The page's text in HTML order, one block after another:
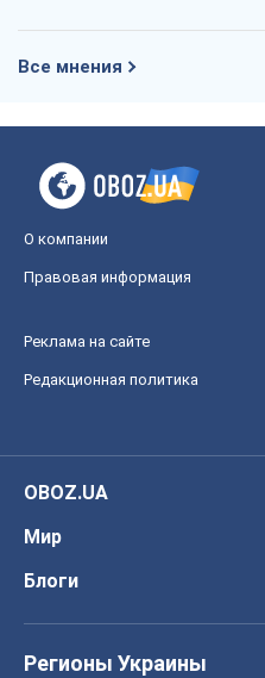
Все мнения
О компании
Правовая информация
Реклама на сайте
Редакционная политика
OBOZ.UA
Мир
Блоги
Регионы Украины